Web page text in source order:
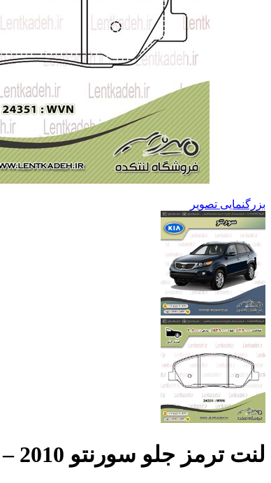
بزرگنمایی تصویر
لنت ترمز جلو سورنتو 2010 – جهان لنت صادراتی